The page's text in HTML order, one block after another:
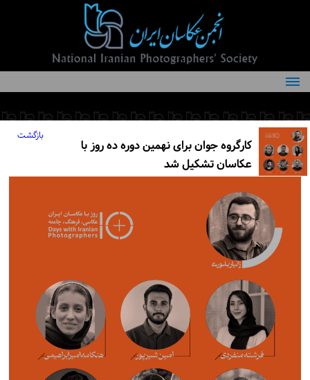
درباره انجمن
کمیته‌های انجمن
اعضاء انجمن
شرایط عضویت
فعالیت‌های انجمن
تماس با ما
ورود / ثبت‌نام
خرید کتاب
بازگشت
کارگروه جوان برای نهمین دوره ده روز با
عکاسان تشکیل شد